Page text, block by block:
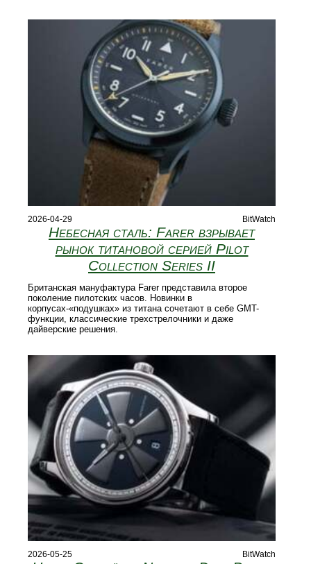
2026-04-29 BitWatch
Небесная сталь: Farer взрывает
рынок титановой серией Pilot
Collection Series II
Британская мануфактура Farer представила второе
поколение пилотских часов. Новинки в
корпусах-«подушках» из титана сочетают в себе GMT-
функции, классические трехстрелочники и даже
дайверские решения.
2026-05-25 BitWatch